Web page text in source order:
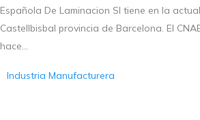
Española De Laminacion Sl tiene en la
Castellbisbal provincia de Barcelona. El
hace...
Industria Manufacturera